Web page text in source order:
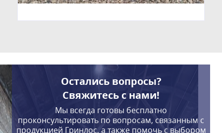
Остались вопросы?
Свяжитесь с нами!
Мы всегда готовы бесплатно
проконсультировать по вопросам, связанным с
продукцией Гринлос, а также помочь с выбором